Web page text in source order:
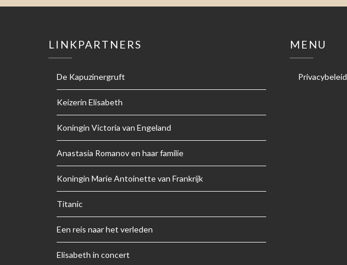
LINKPARTNERS
De Kapuzinergruft
Keizerin Elisabeth
Koningin Victoria van Engeland
Anastasia Romanov en haar familie
Koningin Marie Antoinette van Frankrijk
Titanic
Een reis naar het verleden
Elisabeth in concert
MENU
Privacybeleid